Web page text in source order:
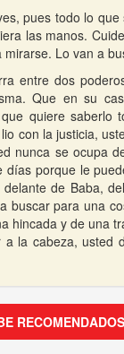
pues todo lo
las manos.
Lo van a
entre dos
Que en su
quiere saberlo
con la justicia,
nunca se ocupa
días porque le
de Baba,
buscar para una
hincada y de una
la cabeza, usted
RECOMENDADOS